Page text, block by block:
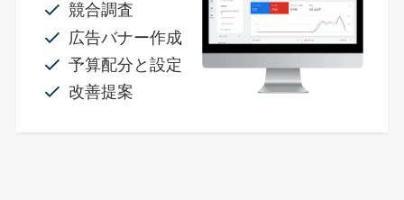
競合調査
広告バナー作成
予算配分と設定
改善提案